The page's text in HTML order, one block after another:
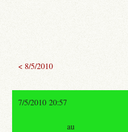
< 8/5/2010
7/5/2010 20:57
au